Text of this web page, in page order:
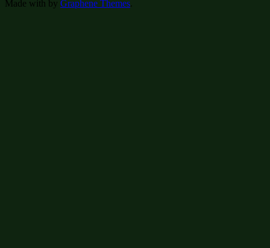
Made with by Graphene Themes.